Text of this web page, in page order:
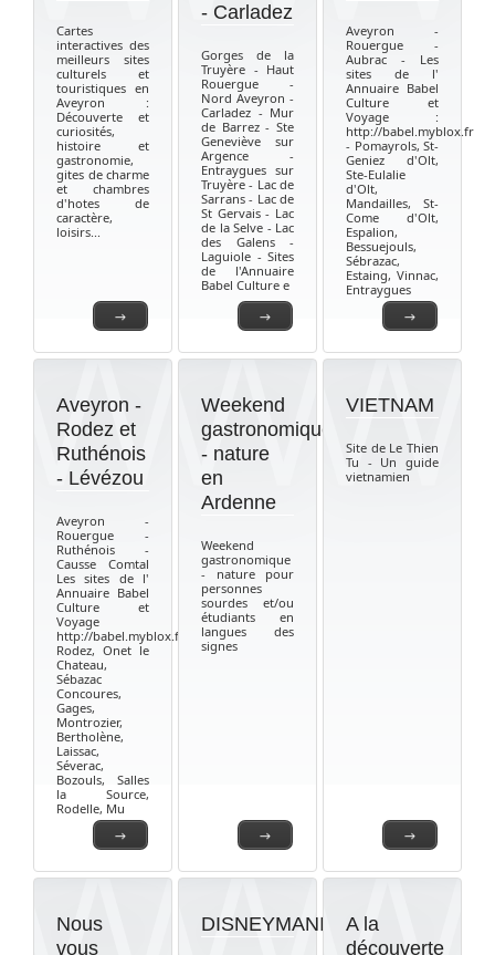
→
Cartes
interactives des
meilleurs sites
culturels et
touristiques en
Aveyron :
Découverte et
curiosités,
histoire et
gastronomie,
gites de charme
et chambres
d'hotes de
caractère,
loisirs...
→
- Carladez
Gorges de la
Truyère - Haut
Rouergue -
Nord Aveyron -
Carladez - Mur
de Barrez - Ste
Geneviève sur
Argence -
Entraygues sur
Truyère - Lac de
Sarrans - Lac de
St Gervais - Lac
de la Selve - Lac
des Galens -
Laguiole - Sites
de l'Annuaire
Babel Culture e
→
Aveyron -
Rouergue -
Aubrac - Les
sites de l'
Annuaire Babel
Culture et
Voyage :
http://babel.myblox.fr
- Pomayrols, St-
Geniez d'Olt,
Ste-Eulalie
d'Olt,
Mandailles, St-
Come d'Olt,
Espalion,
Bessuejouls,
Sébrazac,
Estaing, Vinnac,
Entraygues
→
Aveyron -
Rodez et
Ruthénois
- Lévézou
Aveyron -
Rouergue -
Ruthénois -
Causse Comtal
Les sites de l'
Annuaire Babel
Culture et
Voyage
http://babel.myblox.fr
Rodez, Onet le
Chateau,
Sébazac
Concoures,
Gages,
Montrozier,
Bertholène,
Laissac,
Séverac,
Bozouls, Salles
la Source,
Rodelle, Mu
→
Weekend
gastronomique
- nature
en
Ardenne
Weekend
gastronomique
- nature pour
personnes
sourdes et/ou
étudiants en
langues des
signes
→
VIETNAM
Site de Le Thien
Tu - Un guide
vietnamien
Nous
vous
DISNEYMANIA
A la
découverte